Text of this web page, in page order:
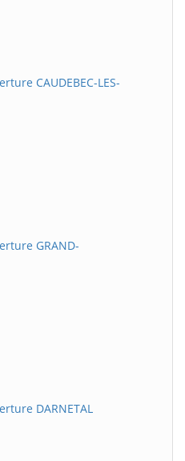
CAUDEBEC-LES-
GRAND-
DARNETAL